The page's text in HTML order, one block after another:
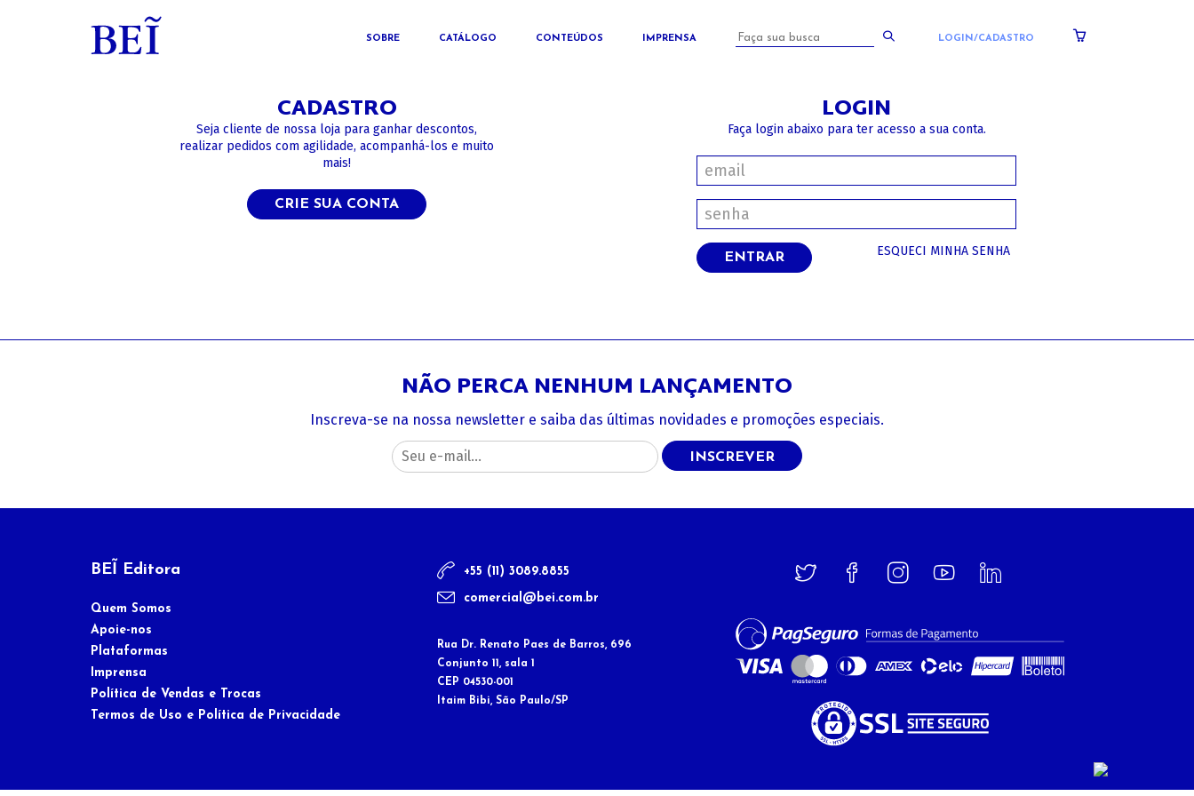
SOBRE CATÁLOGO CONTEÚDOS IMPRENSA LOGIN/CADASTRO
CADASTRO
Seja cliente de nossa loja para ganhar descontos,
realizar pedidos com agilidade, acompanhá-los e muito
mais!
CRIE SUA CONTA
LOGIN
Faça login abaixo para ter acesso a sua conta.
ENTRAR ESQUECI MINHA SENHA
NÃO PERCA NENHUM LANÇAMENTO
Inscreva-se na nossa newsletter e saiba das últimas novidades e promoções especiais.
INSCREVER
BEĨ Editora
Quem Somos
Apoie-nos
Plataformas
Imprensa
Política de Vendas e Trocas
Termos de Uso e Política de Privacidade
+55 (11) 3089.8855
comercial@bei.com.br
Rua Dr. Renato Paes de Barros, 696
Conjunto 11, sala 1
CEP 04530-001
Itaim Bibi, São Paulo/SP